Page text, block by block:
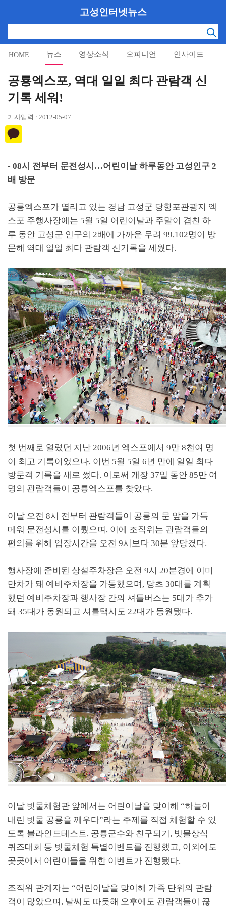
고성인터넷뉴스
HOME 뉴스 영상소식 오피니언 인사이드
알림마당
공룡엑스포, 역대 일일 최다 관람객 신
기록 세워!
기사입력 : 2012-05-07
- 08시 전부터 문전성시…어린이날 하루동안 고성인구 2
배 방문
공룡엑스포가 열리고 있는 경남 고성군 당항포관광지 엑
스포 주행사장에는 5월 5일 어린이날과 주말이 겹친 하
루 동안 고성군 인구의 2배에 가까운 무려 99,102명이 방
문해 역대 일일 최다 관람객 신기록을 세웠다.
첫 번째로 열렸던 지난 2006년 엑스포에서 9만 8천여 명
이 최고 기록이었으나, 이번 5월 5일 6년 만에 일일 최다
방문객 기록을 새로 썼다. 이로써 개장 37일 동안 85만 여
명의 관람객들이 공룡엑스포를 찾았다.
이날 오전 8시 전부터 관람객들이 공룡의 문 앞을 가득
메워 문전성시를 이뤘으며, 이에 조직위는 관람객들의
편의를 위해 입장시간을 오전 9시보다 30분 앞당겼다.
행사장에 준비된 상설주차장은 오전 9시 20분경에 이미
만차가 돼 예비주차장을 가동했으며, 당초 30대를 계획
했던 예비주차장과 행사장 간의 셔틀버스는 5대가 추가
돼 35대가 동원되고 셔틀택시도 22대가 동원됐다.
이날 빗물체험관 앞에서는 어린이날을 맞이해 “하늘이
내린 빗물 공룡을 깨우다”라는 주제를 직접 체험할 수 있
도록 블라인드테스트, 공룡군수와 친구되기, 빗물상식
퀴즈대회 등 빗물체험 특별이벤트를 진행했고, 이외에도
곳곳에서 어린이들을 위한 이벤트가 진행됐다.
조직위 관계자는 “어린이날을 맞이해 가족 단위의 관람
객이 많았으며, 날씨도 따듯해 오후에도 관람객들이 끊